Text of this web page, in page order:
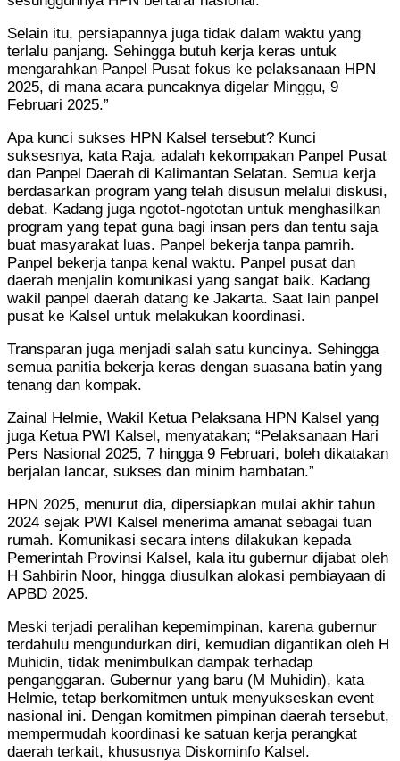
Selain itu, persiapannya juga tidak dalam waktu yang
terlalu panjang. Sehingga butuh kerja keras untuk
mengarahkan Panpel Pusat fokus ke pelaksanaan HPN
2025, di mana acara puncaknya digelar Minggu, 9
Februari 2025.”
Apa kunci sukses HPN Kalsel tersebut? Kunci
suksesnya, kata Raja, adalah kekompakan Panpel Pusat
dan Panpel Daerah di Kalimantan Selatan. Semua kerja
berdasarkan program yang telah disusun melalui diskusi,
debat. Kadang juga ngotot-ngototan untuk menghasilkan
program yang tepat guna bagi insan pers dan tentu saja
buat masyarakat luas. Panpel bekerja tanpa pamrih.
Panpel bekerja tanpa kenal waktu. Panpel pusat dan
daerah menjalin komunikasi yang sangat baik. Kadang
wakil panpel daerah datang ke Jakarta. Saat lain panpel
pusat ke Kalsel untuk melakukan koordinasi.
Transparan juga menjadi salah satu kuncinya. Sehingga
semua panitia bekerja keras dengan suasana batin yang
tenang dan kompak.
Zainal Helmie, Wakil Ketua Pelaksana HPN Kalsel yang
juga Ketua PWI Kalsel, menyatakan; “Pelaksanaan Hari
Pers Nasional 2025, 7 hingga 9 Februari, boleh dikatakan
berjalan lancar, sukses dan minim hambatan.”
HPN 2025, menurut dia, dipersiapkan mulai akhir tahun
2024 sejak PWI Kalsel menerima amanat sebagai tuan
rumah. Komunikasi secara intens dilakukan kepada
Pemerintah Provinsi Kalsel, kala itu gubernur dijabat oleh
H Sahbirin Noor, hingga diusulkan alokasi pembiayaan di
APBD 2025.
Meski terjadi peralihan kepemimpinan, karena gubernur
terdahulu mengundurkan diri, kemudian digantikan oleh H
Muhidin, tidak menimbulkan dampak terhadap
penganggaran. Gubernur yang baru (M Muhidin), kata
Helmie, tetap berkomitmen untuk menyukseskan event
nasional ini. Dengan komitmen pimpinan daerah tersebut,
mempermudah koordinasi ke satuan kerja perangkat
daerah terkait, khususnya Diskominfo Kalsel.